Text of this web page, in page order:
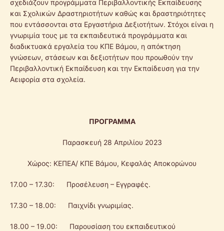
σχεδιάζουν προγράμματα Περιβαλλοντικής Εκπαίδευσης
και Σχολικών Δραστηριοτήτων καθώς και δραστηριότητες
που εντάσσονται στα Εργαστήρια Δεξιοτήτων. Στόχοι είναι η
γνωριμία τους με τα εκπαιδευτικά προγράμματα και
διαδικτυακά εργαλεία του ΚΠΕ Βάμου, η απόκτηση
γνώσεων, στάσεων και δεξιοτήτων που προωθούν την
Περιβαλλοντική Εκπαίδευση και την Εκπαίδευση για την
Αειφορία στα σχολεία.
ΠΡΟΓΡΑΜΜΑ
Παρασκευή 28 Απριλίου 2023
Χώρος: ΚΕΠΕΑ/ ΚΠΕ Βάμου, Κεφαλάς Αποκορώνου
17.00 – 17.30: Προσέλευση – Εγγραφές.
17.30 – 18.00: Παιχνίδι γνωριμίας.
18.00 – 19.00: Παρουσίαση του εκπαιδευτικού